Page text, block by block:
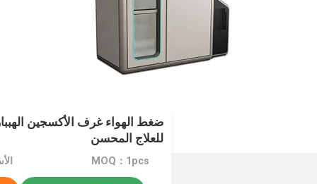
ضغط الهواء غرف الأكسجين
للعلاج المحسن
MOQ：1pcs